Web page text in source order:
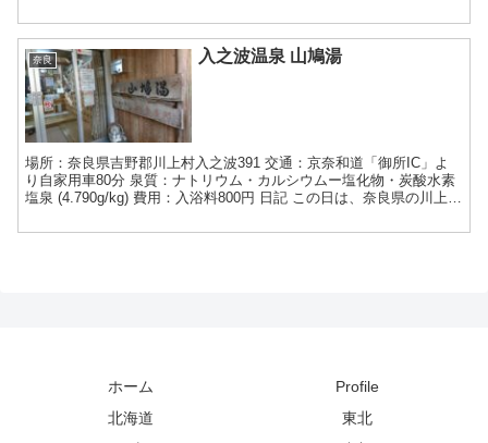
奈良 入之波温泉 山鳩湯
場所：奈良県吉野郡川上村入之波391 交通：京奈和道「御所IC」よ
り自家用車80分 泉質：ナトリウム・カルシウムー塩化物・炭酸水素
塩泉 (4.790g/kg) 費用：入浴料800円 日記 この日は、奈良県の川上村
ホーム
Profile
北海道
東北